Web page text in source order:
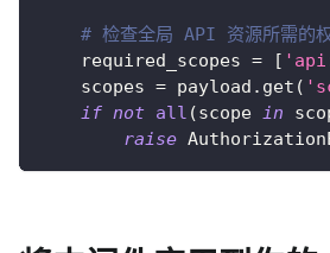
# 检查全局 API 资源所需的
    required_scopes
= [
    scopes
= payload . get (
if not all (scope in
raise